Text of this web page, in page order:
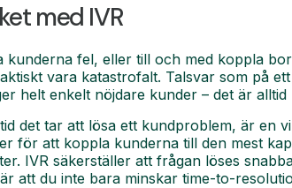
med IVR
fel, eller till och med koppla
vara katastrofalt. Talsvar som på
helt enkelt nöjdare kunder – det är
det tar att lösa ett kundproblem, är en
för att koppla kunderna till den mest
IVR säkerställer att frågan löses
att du inte bara minskar time-to-